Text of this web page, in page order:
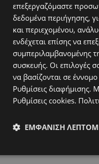
επεξεργαζόμαστε
δεδομένα περιήγησης,
και περιεχομένου,
ενδέχεται επίσης να
συμπεριλαμβανομένης
συσκευής. Οι επιλογές
να βασίζονται σε
Ρυθμίσεις διαφήμισης.
Ρυθμίσεις cookies.
ΕΜΦΆΝΙΣΗ